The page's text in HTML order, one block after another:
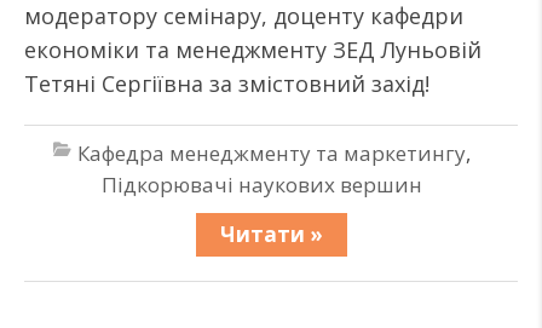
модератору семінару, доценту кафедри
економіки та менеджменту ЗЕД Луньовій
Тетяні Сергіївна за змістовний захід!
Кафедра менеджменту та маркетингу,
Підкорювачі наукових вершин
Читати »